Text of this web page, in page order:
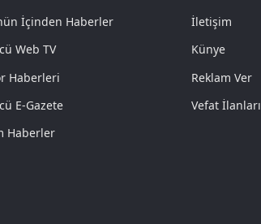
İçinden Haberler
Web TV
Haberleri
E-Gazete
Haberler
İletişim
Künye
Reklam Ver
Vefat İlanları